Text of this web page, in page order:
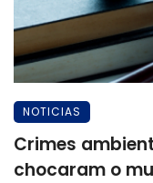
NOTICIAS
Crimes
chocaram o